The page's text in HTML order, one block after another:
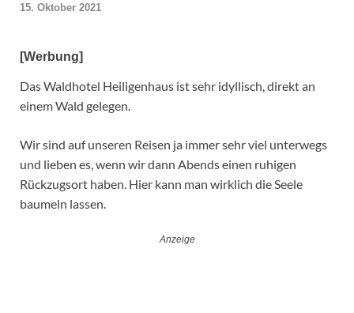
15. Oktober 2021
[Werbung]
Das Waldhotel Heiligenhaus ist sehr idyllisch, direkt an
einem Wald gelegen.
Wir sind auf unseren Reisen ja immer sehr viel unterwegs
und lieben es, wenn wir dann Abends einen ruhigen
Rückzugsort haben. Hier kann man wirklich die Seele
baumeln lassen.